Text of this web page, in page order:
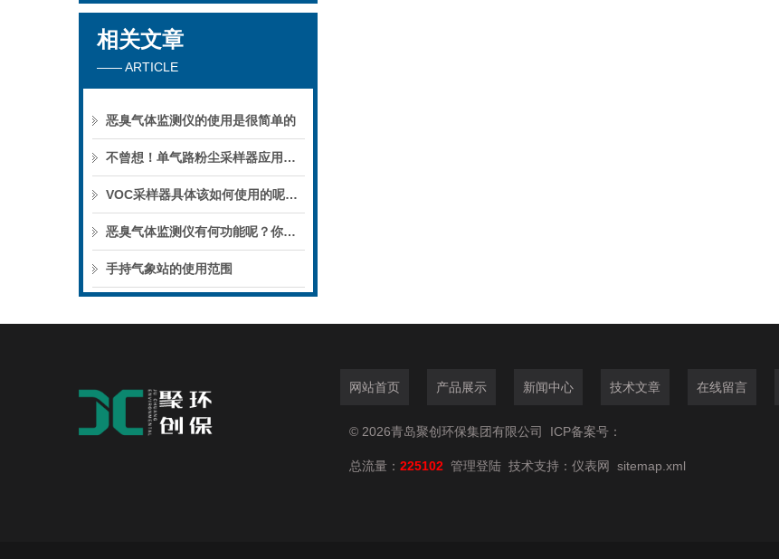
相关文章
—— ARTICLE
恶臭气体监测仪的使用是很简单的
不曾想！单气路粉尘采样器应用于如此广泛的领域
VOC采样器具体该如何使用的呢？请看下文
恶臭气体监测仪有何功能呢？你可知晓？
手持气象站的使用范围
网站首页 产品展示 新闻中心 技术文章 在线留言
© 2026青岛聚创环保集团有限公司 ICP备案号：
总流量： 225102 管理登陆 技术支持： 仪表网 sitemap.xml